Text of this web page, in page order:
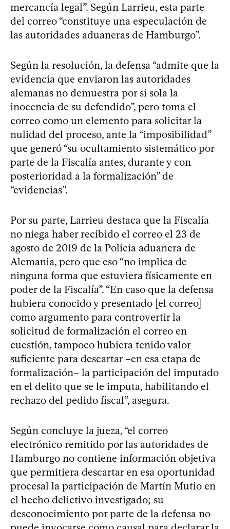
mercancía legal”. Según Larrieu, esta parte
del correo “constituye una especulación de
las autoridades aduaneras de Hamburgo”.
Según la resolución, la defensa “admite que la
evidencia que enviaron las autoridades
alemanas no demuestra por sí sola la
inocencia de su defendido”, pero toma el
correo como un elemento para solicitar la
nulidad del proceso, ante la “imposibilidad”
que generó “su ocultamiento sistemático por
parte de la Fiscalía antes, durante y con
posterioridad a la formalización” de
“evidencias”.
Por su parte, Larrieu destaca que la Fiscalía
no niega haber recibido el correo el 23 de
agosto de 2019 de la Policía aduanera de
Alemania, pero que eso “no implica de
ninguna forma que estuviera físicamente en
poder de la Fiscalía”. “En caso que la defensa
hubiera conocido y presentado [el correo]
como argumento para controvertir la
solicitud de formalización el correo en
cuestión, tampoco hubiera tenido valor
suficiente para descartar –en esa etapa de
formalización– la participación del imputado
en el delito que se le imputa, habilitando el
rechazo del pedido fiscal”, asegura.
Según concluye la jueza, “el correo
electrónico remitido por las autoridades de
Hamburgo no contiene información objetiva
que permitiera descartar en esa oportunidad
procesal la participación de Martín Mutio en
el hecho delictivo investigado; su
desconocimiento por parte de la defensa no